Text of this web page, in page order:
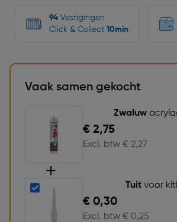
94 Vestigingen
Click & Collect 10min
Vaak samen gekocht
Zwaluw
€ 2,75
Excl. btw € 2,27
Tuit voor
€ 0,30
Excl. btw € 0,25